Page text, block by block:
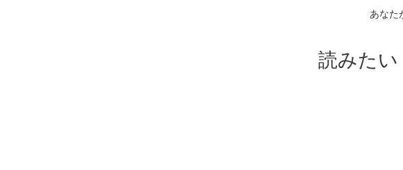
あなた
読みたい